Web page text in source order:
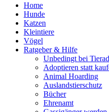
Home
Hunde
Katzen
Kleintiere
Vögel
Ratgeber & Hilfe
Unbedingt bei
Adoptieren statt
Animal Hoarding
Auslandstierschutz
Bücher
Ehrenamt